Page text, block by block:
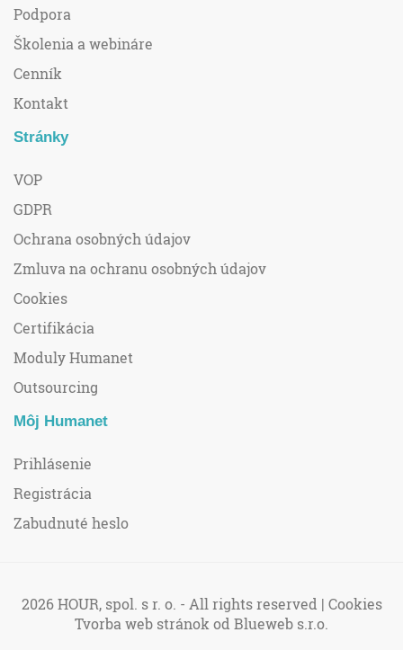
Podpora
Školenia a webináre
Cenník
Kontakt
Stránky
VOP
GDPR
Ochrana osobných údajov
Zmluva na ochranu osobných údajov
Cookies
Certifikácia
Moduly Humanet
Outsourcing
Môj Humanet
Prihlásenie
Registrácia
Zabudnuté heslo
2026 HOUR, spol. s r. o. - All rights reserved | Cookies
Tvorba web stránok od Blueweb s.r.o.